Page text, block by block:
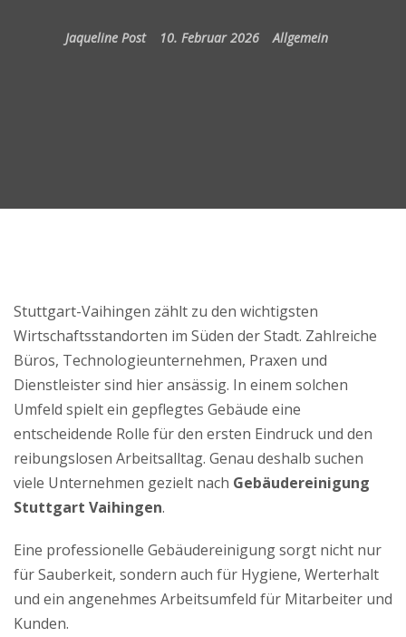
Jaqueline Post 10. Februar 2026 Allgemein
Stuttgart-Vaihingen zählt zu den wichtigsten
Wirtschaftsstandorten im Süden der Stadt. Zahlreiche
Büros, Technologieunternehmen, Praxen und
Dienstleister sind hier ansässig. In einem solchen
Umfeld spielt ein gepflegtes Gebäude eine
entscheidende Rolle für den ersten Eindruck und den
reibungslosen Arbeitsalltag. Genau deshalb suchen
viele Unternehmen gezielt nach Gebäudereinigung
Stuttgart Vaihingen.
Eine professionelle Gebäudereinigung sorgt nicht nur
für Sauberkeit, sondern auch für Hygiene, Werterhalt
und ein angenehmes Arbeitsumfeld für Mitarbeiter und
Kunden.